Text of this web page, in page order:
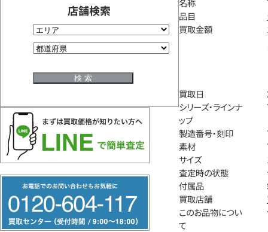
店舗検索
リ
ー
名称
品目
買取金額
買取日
シリーズ・ラインナ
ップ
製造番号・刻印
素材
サイズ
査定時の状態
付属品
買取店舗
このお品物につい
て